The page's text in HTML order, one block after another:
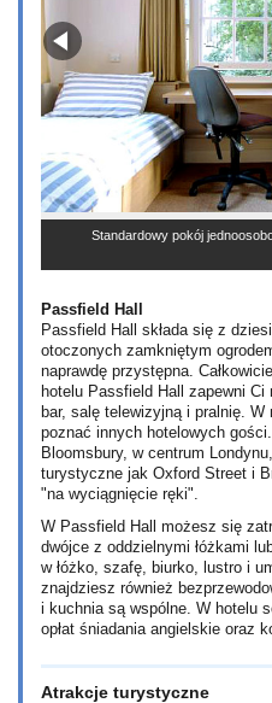
Standardowy pokój
Passfield Hall
Passfield Hall składa się z
otoczonych zamkniętym
naprawdę przystępna.
hotelu Passfield Hall zapewni
bar, salę telewizyjną i pralnię.
poznać innych hotelowych
Bloomsbury, w centrum
turystyczne jak Oxford Street i
"na wyciągnięcie ręki".
W Passfield Hall możesz się
dwójce z oddzielnymi łóżkami
w łóżko, szafę, biurko, lustro i
znajdziesz również
i kuchnia są wspólne. W hotelu
opłat śniadania angielskie oraz
Atrakcje turystyczne